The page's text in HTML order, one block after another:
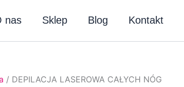
nas Sklep Blog Kontakt
/ DEPILACJA LASEROWA CAŁYCH NÓG